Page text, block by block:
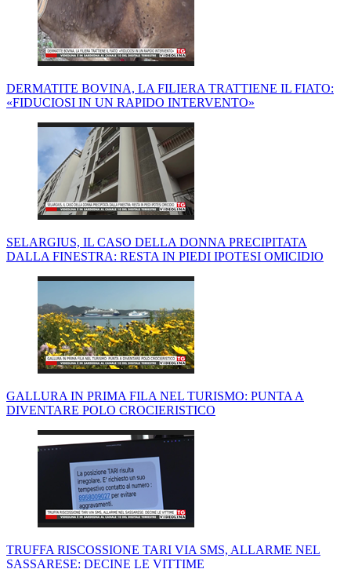
DERMATITE BOVINA, LA FILIERA TRATTIENE IL FIATO:
«FIDUCIOSI IN UN RAPIDO INTERVENTO»
SELARGIUS, IL CASO DELLA DONNA PRECIPITATA
DALLA FINESTRA: RESTA IN PIEDI IPOTESI OMICIDIO
GALLURA IN PRIMA FILA NEL TURISMO: PUNTA A
DIVENTARE POLO CROCIERISTICO
TRUFFA RISCOSSIONE TARI VIA SMS, ALLARME NEL
SASSARESE: DECINE LE VITTIME